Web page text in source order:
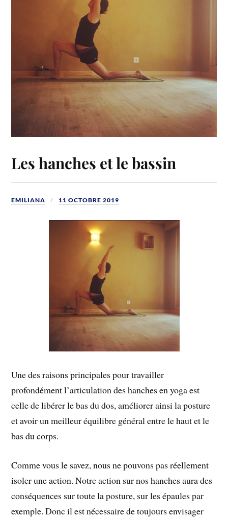
Les hanches et le bassin
EMILIANA 11 OCTOBRE 2019
Une des raisons principales pour travailler
profondément l’articulation des hanches en yoga est
celle de libérer le bas du dos, améliorer ainsi la posture
et avoir un meilleur équilibre général entre le haut et le
bas du corps.
Comme vous le savez, nous ne pouvons pas réellement
isoler une action. Notre action sur nos hanches aura des
conséquences sur toute la posture, sur les épaules par
exemple. Donc il est nécessaire de toujours envisager